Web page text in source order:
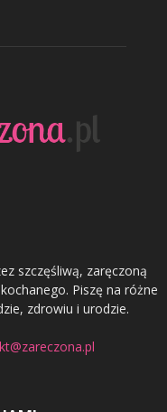
szczęśliwą, zaręczoną
Piszę na różne
zdrowiu i urodzie.